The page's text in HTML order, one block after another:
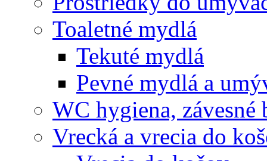
Toaletné mydlá
Tekuté mydlá
Pevné mydlá a
WC hygiena, závesné
Vrecká a vrecia do